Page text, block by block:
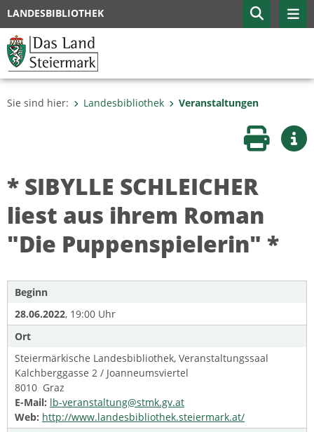
LANDESBIBLIOTHEK
Sie sind hier: Landesbibliothek Veranstaltungen
Seite
* SIBYLLE SCHLEICHER
liest aus ihrem Roman
"Die Puppenspielerin" *
Beginn
28.06.2022, 19:00 Uhr
Ort
Steiermärkische Landesbibliothek, Veranstaltungssaal
Kalchberggasse 2 / Joanneumsviertel
8010 Graz
E-Mail: lb-veranstaltung@stmk.gv.at
Web: http://www.landesbibliothek.steiermark.at/